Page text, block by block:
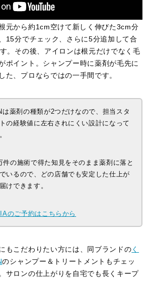
元から約1cm空けて新しく伸びた3cm分
15分でチェック、さらに5分追加して合
。その後、アイロンは根元だけでなく毛
ポイント。シャンプー時に薬剤が毛先に
た、プロならではの一手間です。
は薬剤の種類が2つだけなので、担当スタ
の経験値に左右されにくい設計になって
件の施術で得た知見をそのまま薬剤に落と
いるので、どの店舗でも安定した仕上が
けできます。
のご予約はこちらから
もこだわりたい方には、同ブランドの く
のシャンプー＆トリートメントもチェッ
サロンの仕上がりを自宅でも長くキープ